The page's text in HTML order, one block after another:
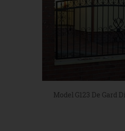
Model G123 De Gard